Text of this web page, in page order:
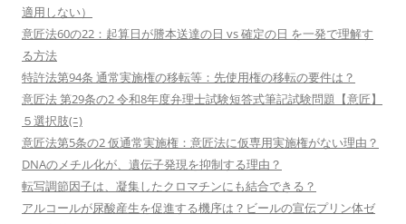
適用しない）
意匠法60の22：起算日が謄本送達の日 vs 確定の日 を一発で理解す
る方法
特許法第94条 通常実施権の移転等：先使用権の移転の要件は？
意匠法 第29条の2 令和8年度弁理士試験短答式筆記試験問題【意匠】
５選択肢(ﾆ)
意匠法第5条の2 仮通常実施権：意匠法に仮専用実施権がない理由？
DNAのメチル化が、遺伝子発現を抑制する理由？
転写調節因子は、凝集したクロマチンにも結合できる？
アルコールが尿酸産生を促進する機序は？ビールの宣伝プリン体ゼ